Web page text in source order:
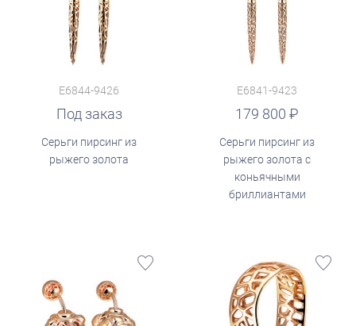
E6844-9426
Под заказ
Серьги пирсинг из
рыжего золота
E6841-9423
179 800
руб.
Серьги пирсинг из
рыжего золота с
коньячными
бриллиантами